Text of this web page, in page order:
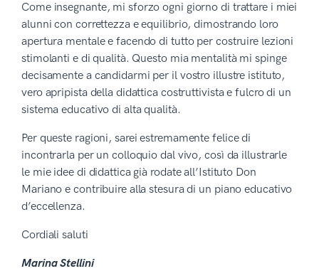
Come insegnante, mi sforzo ogni giorno di trattare i miei
alunni con correttezza e equilibrio, dimostrando loro
apertura mentale e facendo di tutto per costruire lezioni
stimolanti e di qualità. Questo mia mentalità mi spinge
decisamente a candidarmi per il vostro illustre istituto,
vero apripista della didattica costruttivista e fulcro di un
sistema educativo di alta qualità.
Per queste ragioni, sarei estremamente felice di
incontrarla per un colloquio dal vivo, così da illustrarle
le mie idee di didattica già rodate all’Istituto Don
Mariano e contribuire alla stesura di un piano educativo
d’eccellenza.
Cordiali saluti
Marina Stellini